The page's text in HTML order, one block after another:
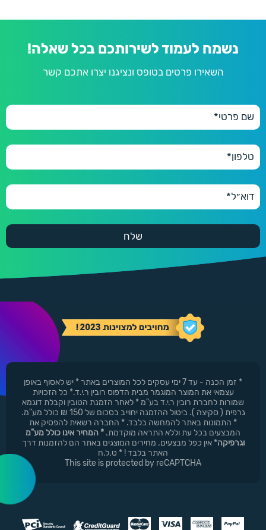
נשמח לעמוד לשירותכם בכל שאלה!
השאירו פרטים בטופס ונציגנו יצרו אתכם קשר
* זמן הכנה - עד 7 ימי עסקים לכל המוצרים באתר * יש לאסוף באופן
עצמאי את המוצר המוגמר מבית הדפוס רובין ר.י.ד.* כל הזכויות
שמורות לחברת רובין ר.י.ד בע"מ * לאחר הזמנת הטובין וקבלת דוגמא
גרפית ( סקיצה ). ביטול ההזמנה יחוייב בסכום של 150 ₪ כולל מע"מ.
* התמונות באתר להמחשה בלבד. * החברה רשאית להפסיק את
המבצעים בכל עת וללא התראה מוקדמת. * המחיר אינו כולל מע"מ
וגרפיקה* אין כפל מבצעים. מחירים המוצגים באתר הם להזמנות דרך
האתר בלבד ! * ט.ל.ח
This site is protected by reCAPTCHA